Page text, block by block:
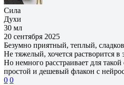
Сила
Духи
30 мл
20 сентября 2025
Безумно приятный, теплый,
Не тяжелый, хочется растворится в
Но немного расстраивает для
простой и дешевый флакон с
0 0